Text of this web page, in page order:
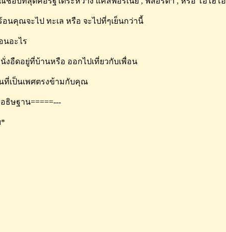
อนคุณจะไป ทะเล หรือ จะไปที่ๆเย็นกว่านี้
นอะไร
งอืดอยู่ที่บ้านหรือ ออกไปเที่ยวกับเพื่อน
ที่เป็นเพศตรงข้ามกับคุณ
ธิษฐาน=====---
*